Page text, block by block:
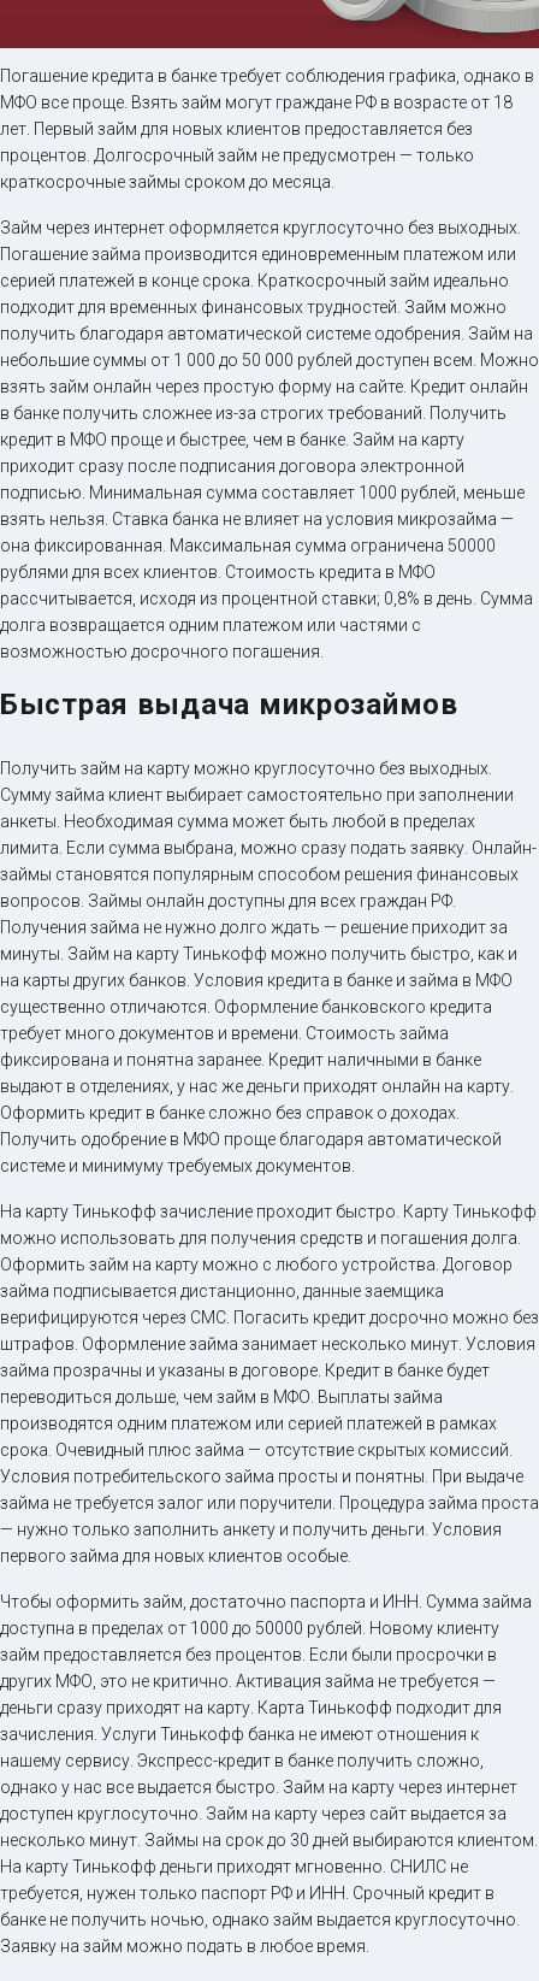
Займ на карту онлайн
Сумма до50 000₽
Срок от 5
Погашение кредита в банке требует соблюдения графика, однако в
МФО все проще. Взять займ могут граждане РФ в возрасте от 18
лет. Первый займ для новых клиентов предоставляется без
процентов. Долгосрочный займ не предусмотрен — только
краткосрочные займы сроком до месяца.
Займ через интернет оформляется круглосуточно без выходных.
Погашение займа производится единовременным платежом или
серией платежей в конце срока. Краткосрочный займ идеально
подходит для временных финансовых трудностей. Займ можно
получить благодаря автоматической системе одобрения. Займ на
небольшие суммы от 1 000 до 50 000 рублей доступен всем. Можно
взять займ онлайн через простую форму на сайте. Кредит онлайн
в банке получить сложнее из-за строгих требований. Получить
кредит в МФО проще и быстрее, чем в банке. Займ на карту
приходит сразу после подписания договора электронной
подписью. Минимальная сумма составляет 1000 рублей, меньше
взять нельзя. Ставка банка не влияет на условия микрозайма —
она фиксированная. Максимальная сумма ограничена 50000
рублями для всех клиентов. Стоимость кредита в МФО
рассчитывается, исходя из процентной ставки; 0,8% в день. Сумма
долга возвращается одним платежом или частями с
возможностью досрочного погашения.
Быстрая выдача микрозаймов
Получить займ на карту можно круглосуточно без выходных.
Сумму займа клиент выбирает самостоятельно при заполнении
анкеты. Необходимая сумма может быть любой в пределах
лимита. Если сумма выбрана, можно сразу подать заявку. Онлайн-
займы становятся популярным способом решения финансовых
вопросов. Займы онлайн доступны для всех граждан РФ.
Получения займа не нужно долго ждать — решение приходит за
минуты. Займ на карту Тинькофф можно получить быстро, как и
на карты других банков. Условия кредита в банке и займа в МФО
существенно отличаются. Оформление банковского кредита
требует много документов и времени. Стоимость займа
фиксирована и понятна заранее. Кредит наличными в банке
выдают в отделениях, у нас же деньги приходят онлайн на карту.
Оформить кредит в банке сложно без справок о доходах.
Получить одобрение в МФО проще благодаря автоматической
системе и минимуму требуемых документов.
На карту Тинькофф зачисление проходит быстро. Карту Тинькофф
можно использовать для получения средств и погашения долга.
Оформить займ на карту можно с любого устройства. Договор
займа подписывается дистанционно, данные заемщика
верифицируются через СМС. Погасить кредит досрочно можно без
штрафов. Оформление займа занимает несколько минут. Условия
займа прозрачны и указаны в договоре. Кредит в банке будет
переводиться дольше, чем займ в МФО. Выплаты займа
производятся одним платежом или серией платежей в рамках
срока. Очевидный плюс займа — отсутствие скрытых комиссий.
Условия потребительского займа просты и понятны. При выдаче
займа не требуется залог или поручители. Процедура займа проста
— нужно только заполнить анкету и получить деньги. Условия
первого займа для новых клиентов особые.
Чтобы оформить займ, достаточно паспорта и ИНН. Сумма займа
доступна в пределах от 1000 до 50000 рублей. Новому клиенту
займ предоставляется без процентов. Если были просрочки в
других МФО, это не критично. Активация займа не требуется —
деньги сразу приходят на карту. Карта Тинькофф подходит для
зачисления. Услуги Тинькофф банка не имеют отношения к
нашему сервису. Экспресс-кредит в банке получить сложно,
однако у нас все выдается быстро. Займ на карту через интернет
доступен круглосуточно. Займ на карту через сайт выдается за
несколько минут. Займы на срок до 30 дней выбираются клиентом.
На карту Тинькофф деньги приходят мгновенно. СНИЛС не
требуется, нужен только паспорт РФ и ИНН. Срочный кредит в
банке не получить ночью, однако займ выдается круглосуточно.
Заявку на займ можно подать в любое время.